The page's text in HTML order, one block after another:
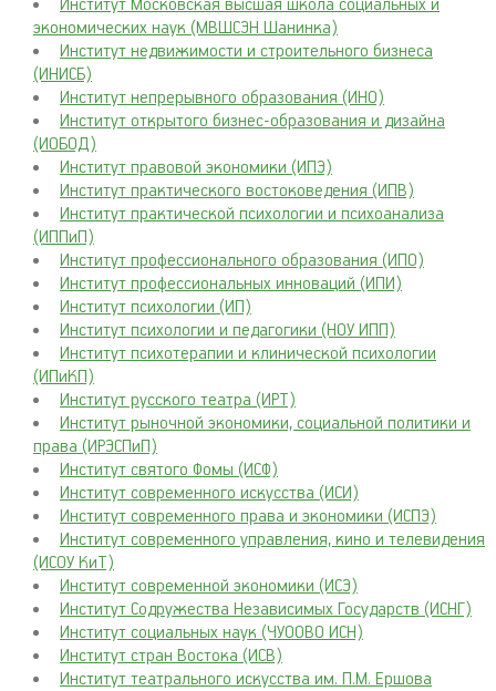
Институт Московская высшая школа социальных и
экономических наук (МВШСЭН Шанинка)
Институт недвижимости и строительного бизнеса
(ИНИСБ)
Институт непрерывного образования (ИНО)
Институт открытого бизнес-образования и дизайна
(ИОБОД)
Институт правовой экономики (ИПЭ)
Институт практического востоковедения (ИПВ)
Институт практической психологии и психоанализа
(ИППиП)
Институт профессионального образования (ИПО)
Институт профессиональных инноваций (ИПИ)
Институт психологии (ИП)
Институт психологии и педагогики (НОУ ИПП)
Институт психотерапии и клинической психологии
(ИПиКП)
Институт русского театра (ИРТ)
Институт рыночной экономики, социальной политики и
права (ИРЭСПиП)
Институт святого Фомы (ИСФ)
Институт современного искусства (ИСИ)
Институт современного права и экономики (ИСПЭ)
Институт современного управления, кино и телевидения
(ИСОУ КиТ)
Институт современной экономики (ИСЭ)
Институт Содружества Независимых Государств (ИСНГ)
Институт социальных наук (ЧУООВО ИСН)
Институт стран Востока (ИСВ)
Институт театрального искусства им. П.М. Ершова